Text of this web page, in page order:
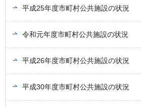
平成25年度市町村公共施設の状況
令和元年度市町村公共施設の状況
平成26年度市町村公共施設の状況
平成30年度市町村公共施設の状況